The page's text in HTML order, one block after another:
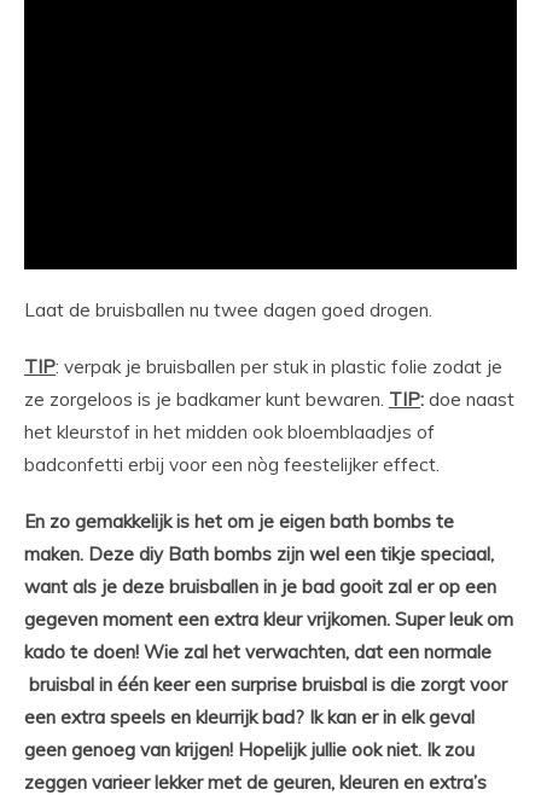
Laat de bruisballen nu twee dagen goed drogen.
TIP: verpak je bruisballen per stuk in plastic folie zodat je
ze zorgeloos is je badkamer kunt bewaren. TIP: doe naast
het kleurstof in het midden ook bloemblaadjes of
badconfetti erbij voor een nòg feestelijker effect.
En zo gemakkelijk is het om je eigen bath bombs te
maken. Deze diy Bath bombs zijn wel een tikje speciaal,
want als je deze bruisballen in je bad gooit zal er op een
gegeven moment een extra kleur vrijkomen. Super leuk om
kado te doen! Wie zal het verwachten, dat een normale
bruisbal in één keer een surprise bruisbal is die zorgt voor
een extra speels en kleurrijk bad? Ik kan er in elk geval
geen genoeg van krijgen! Hopelijk jullie ook niet. Ik zou
zeggen varieer lekker met de geuren, kleuren en extra’s